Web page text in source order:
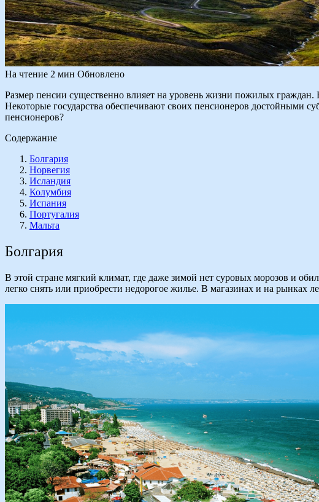
На чтение 2 мин Обновлено
Размер пенсии существенно влияет на уровень жизни пожилых
Некоторые государства обеспечивают своих пенсионеров достойными
пенсионеров?
Содержание
Болгария
Норвегия
Исландия
Колумбия
Испания
Португалия
Мальта
Болгария
В этой стране мягкий климат, где даже зимой нет суровых морозов и
легко снять или приобрести недорогое жилье. В магазинах и на рынках